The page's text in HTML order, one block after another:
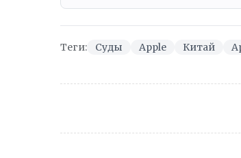
Теги: Суды Apple Китай